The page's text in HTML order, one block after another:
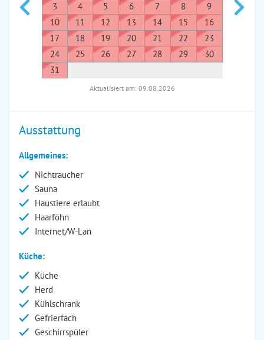
3
4 5 6 7 8
9
10
11 12 13 14 15
16
17
18 19 20 21 22
23
24
25 26 27 28 29
30
31
7
Aktualisiert am: 09.08.2026
Ausstattung
Allgemeines:
Nichtraucher
Sauna
Haustiere erlaubt
Haarföhn
Internet/W-Lan
Küche:
Küche
Herd
Kühlschrank
Gefrierfach
Geschirrspüler